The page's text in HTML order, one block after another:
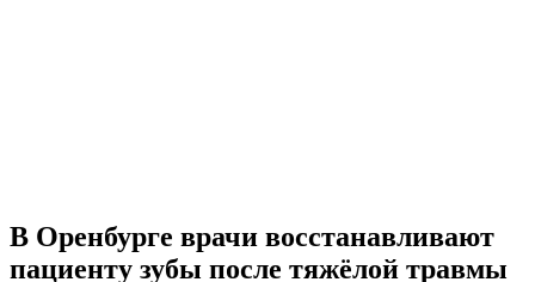
В Оренбурге врачи восстанавливают
пациенту зубы после тяжёлой травмы